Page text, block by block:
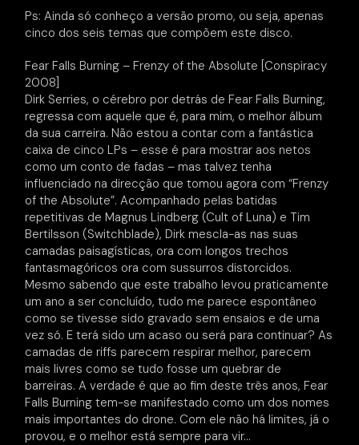
Ps: Ainda só conheço a versão promo, ou seja, apenas
cinco dos seis temas que compõem este disco.
Fear Falls Burning – Frenzy of the Absolute [Conspiracy
2008]
Dirk Serries, o cérebro por detrás de Fear Falls Burning,
regressa com aquele que é, para mim, o melhor álbum
da sua carreira. Não estou a contar com a fantástica
caixa de cinco LPs – esse é para mostrar aos netos
como um conto de fadas – mas talvez tenha
influenciado na direcção que tomou agora com “Frenzy
of the Absolute”. Acompanhado pelas batidas
repetitivas de Magnus Lindberg (Cult of Luna) e Tim
Bertilsson (Switchblade), Dirk mescla-as nas suas
camadas paisagísticas, ora com longos trechos
fantasmagóricos ora com sussurros distorcidos.
Mesmo sabendo que este trabalho levou praticamente
um ano a ser concluído, tudo me parece espontâneo
como se tivesse sido gravado sem ensaios e de uma
vez só. E terá sido um acaso ou será para continuar? As
camadas de riffs parecem respirar melhor, parecem
mais livres como se tudo fosse um quebrar de
barreiras. A verdade é que ao fim deste três anos, Fear
Falls Burning tem-se manifestado como um dos nomes
mais importantes do drone. Com ele não há limites, já o
provou, e o melhor está sempre para vir…